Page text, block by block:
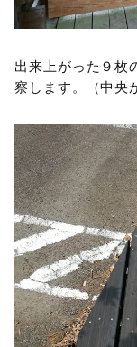
出来上がった９枚
察します。（中央